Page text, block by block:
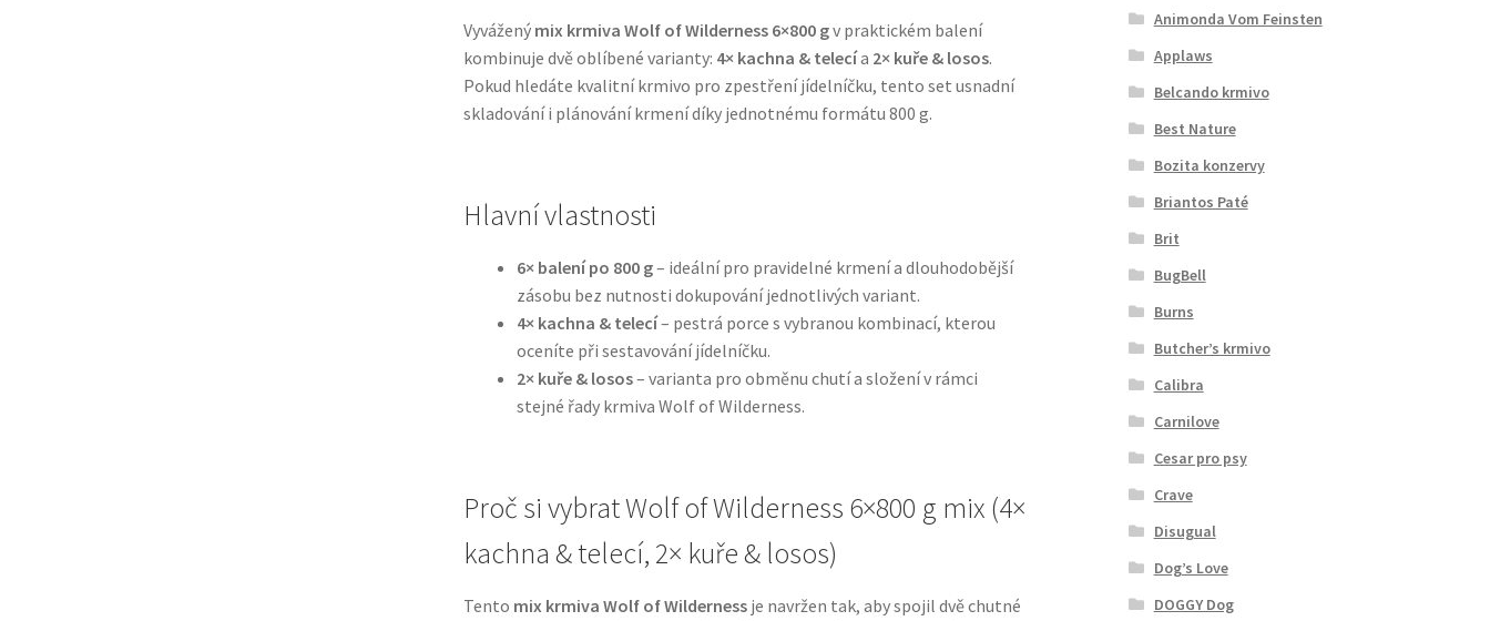
Vyvážený mix krmiva Wolf of Wilderness 6×800 gv praktickém balení
kombinuje dvě oblíbené varianty: 4× kachna & telecía 2× kuře & losos.
Pokud hledáte kvalitní krmivo pro zpestření jídelníčku, tento set usnadní
skladování i plánování krmení díky jednotnému formátu 800 g.
Hlavní vlastnosti
6× balení po 800 g– ideální pro pravidelné krmení a dlouhodobější
zásobu bez nutnosti dokupování jednotlivých variant.
4× kachna & telecí– pestrá porce s vybranou kombinací, kterou
oceníte při sestavování jídelníčku.
2× kuře & losos– varianta pro obměnu chutí a složení v rámci
stejné řady krmiva Wolf of Wilderness.
Proč si vybrat Wolf of Wilderness 6×800 g mix (4×
kachna & telecí, 2× kuře & losos)
Tento mix krmiva Wolf of Wildernessje navržen tak, aby spojil dvě chutné
Animonda Vom Feinsten
Applaws
Belcando krmivo
Best Nature
Bozita konzervy
Briantos Paté
Brit
BugBell
Burns
Butcher’s krmivo
Calibra
Carnilove
Cesar pro psy
Crave
Disugual
Dog’s Love
DOGGY Dog